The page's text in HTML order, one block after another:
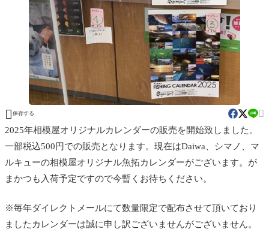
 保存する 
2025年相模屋オリジナルカレンダーの販売を開始致しました。
一部税込500円での販売となります。現在はDaiwa、シマノ、マ
ルキューの相模屋オリジナル魚拓カレンダーがございます。が
まかつも入荷予定ですので今暫くお待ちください。
※毎年ダイレクトメールにて数量限定で配布させて頂いており
ましたカレンダーは誠に申し訳ございませんがございません。